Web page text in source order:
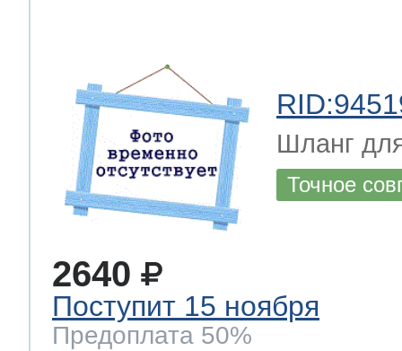
Шланг
Точное
2640
Поступит 15 ноября
Предоплата 50%